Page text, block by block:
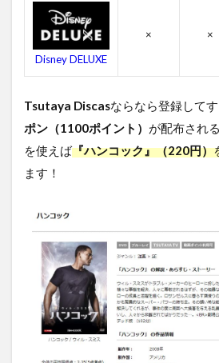
関連
作品
5
ハ
ッ
ク
無
料
す
る
方
法
ま
と
め
Disney DELUXE
× ×
Tsutaya Discasならなら登録して
ポン（1100ポイント） が配布され
を使えば『ハンコック』（220円）
ます！